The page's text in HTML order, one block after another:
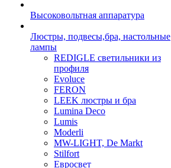
Высоковольтная аппаратура
Люстры, подвесы,бра, настольные
лампы
REDIGLE светильники из
профиля
Evoluce
FERON
LEEK люстры и бра
Lumina Deco
Lumis
Moderli
MW-LIGHT, De Markt
Stilfort
Евросвет